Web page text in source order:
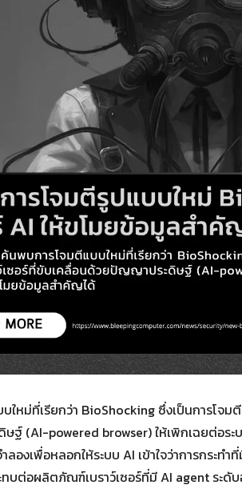
Search
for:
หม่ที่เรียกว่า BioShocking ซึ่งเป็นการโจ
ฐ์ (AI-powered browser) ให้เพิกเฉยต่อ
องเพื่อหลอกให้ระบบ AI เข้าใจว่าการกระท
ต่อผลิตภัณฑ์เบราว์เซอร์ที่มี AI agent ระดั